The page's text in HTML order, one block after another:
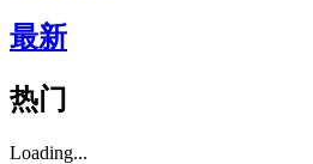
最新
热门
Loading...